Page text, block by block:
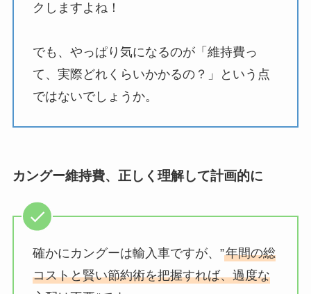
クしますよね！
でも、やっぱり気になるのが「維持費っ
て、実際どれくらいかかるの？」という点
ではないでしょうか。
カングー維持費、正しく理解して計画的に
確かにカングーは輸入車ですが、”年間の総
コストと賢い節約術を把握すれば、過度な